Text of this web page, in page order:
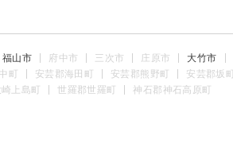
福山市 府中市 三次市 庄原市 大竹市
町 安芸郡海田町 安芸郡熊野町
安芸郡坂町
上島町 世羅郡世羅町 神石郡神石高原町